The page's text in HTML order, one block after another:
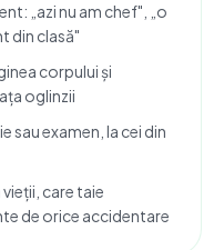
„azi nu am chef", „o
din clasă"
corpului și
oglinzii
sau examen, la cei din
care taie
de orice accidentare